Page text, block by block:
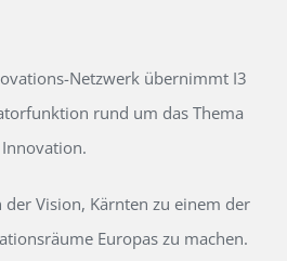
Netzwerk übernimmt I3
rund um das Thema
Innovation.
Vision, Kärnten zu einem der
Europas zu machen.